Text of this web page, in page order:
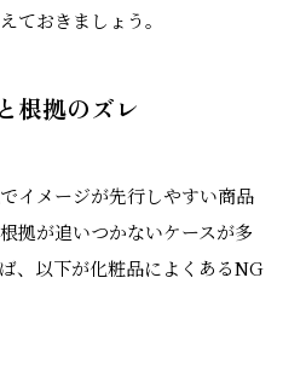
ておきましょう。
根拠のズレ
イメージが先行しやすい商品
拠が追いつかないケースが多
、以下が化粧品によくあるNG